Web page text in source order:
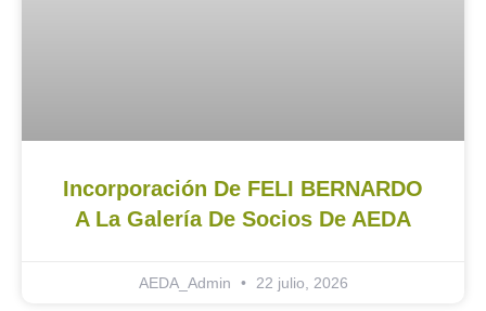
Incorporación De FELI BERNARDO
A La Galería De Socios De AEDA
AEDA_Admin 22 julio, 2026